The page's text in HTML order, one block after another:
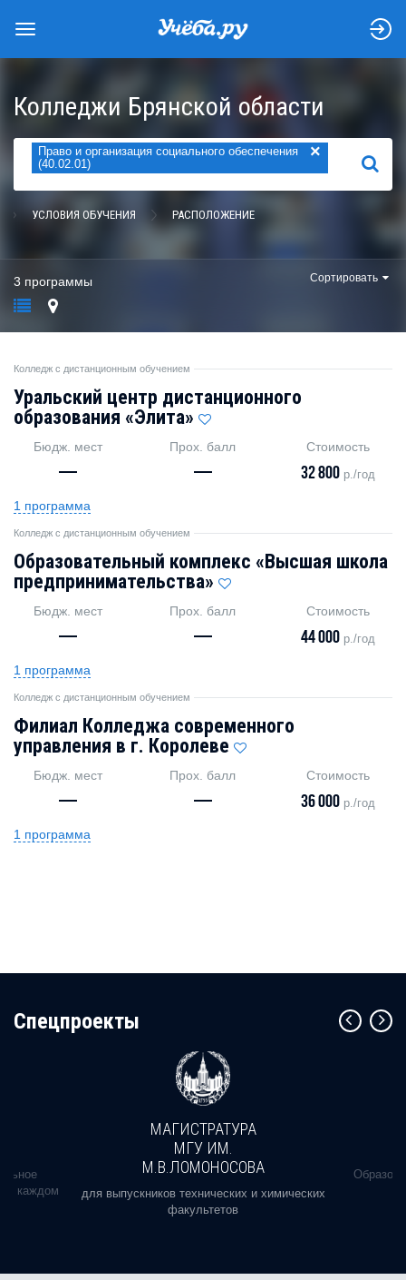
Колледжи Брянской области
Право и организация социального обеспечения
(40.02.01)
×
НАЙТИ
УСЛОВИЯ ОБУЧЕНИЯ РАСПОЛОЖЕНИЕ
3 программы Сортировать
Колледж с дистанционным обучением
Уральский центр дистанционного
образования «Элита»
Бюдж. мест
—
Прох. балл
—
Стоимость
32 800 р./год
1 программа
Колледж с дистанционным обучением
Образовательный комплекс «Высшая школа
предпринимательства»
Бюдж. мест
—
Прох. балл
—
Стоимость
44 000 р./год
1 программа
Колледж с дистанционным обучением
Филиал Колледжа современного
управления в г. Королеве
Бюдж. мест
—
Прох. балл
—
Стоимость
36 000 р./год
1 программа
Cпецпроекты
в каждом
МАГИСТРАТУРА
МГУ ИМ.
М.В.ЛОМОНОСОВА
для выпускников технических и химических
факультетов